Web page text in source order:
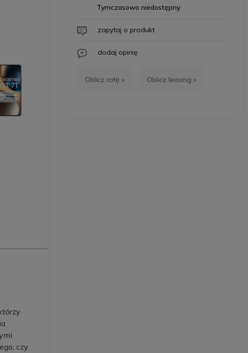
czy
Tymczasowo niedostępny
zapytaj o produkt
dodaj opinię
Oblicz ratę » Oblicz leasing »